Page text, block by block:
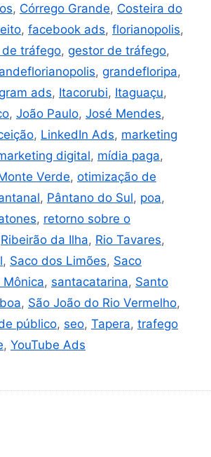
, Córrego Grande, Costeira do
, facebook ads, florianopolis,
tráfego, gestor de tráfego,
, grandefloripa,
ads, Itacorubi, Itaguaçu,
, João Paulo, José Mendes,
, LinkedIn Ads, marketing
digital, mídia paga,
Verde, otimização de
, Pântano do Sul, poa,
, retorno sobre o
Ribeirão da Ilha, Rio Tavares,
, Saco dos Limões, Saco
Mônica, santacatarina, Santo
, São João do Rio Vermelho,
público, seo, Tapera, trafego
, YouTube Ads